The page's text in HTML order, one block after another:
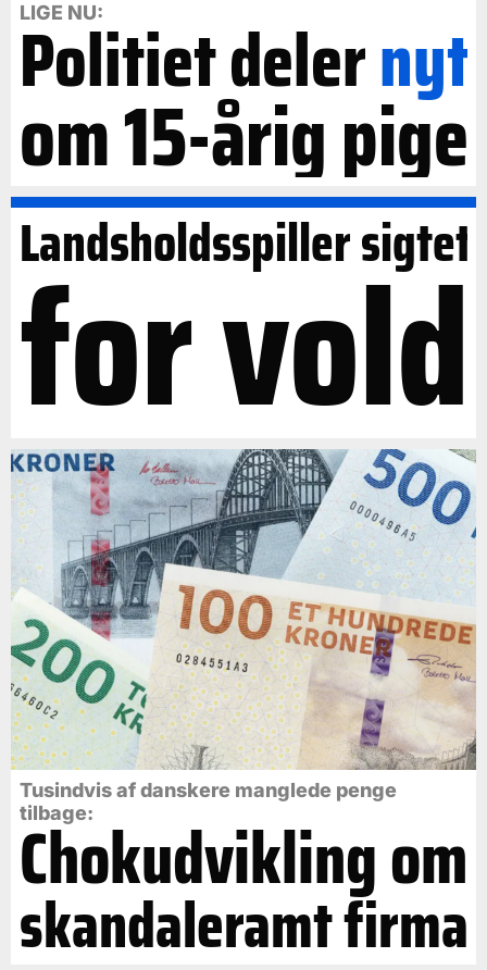
LIGE NU:
Politiet delernyt
om 15-årig pige
Landsholdsspiller sigtet
for vold
Tusindvis af danskere manglede penge
tilbage:
Chokudvikling om
skandaleramt firma